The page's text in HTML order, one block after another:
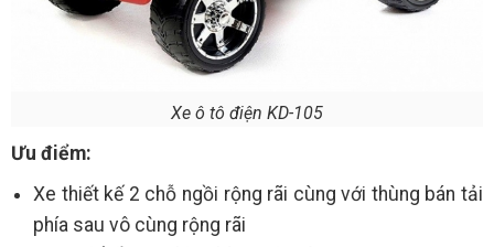
Xe ô tô điện KD-105
Ưu điểm:
Xe thiết kế 2 chỗ ngồi rộng rãi cùng với thùng bán tải
phía sau vô cùng rộng rãi